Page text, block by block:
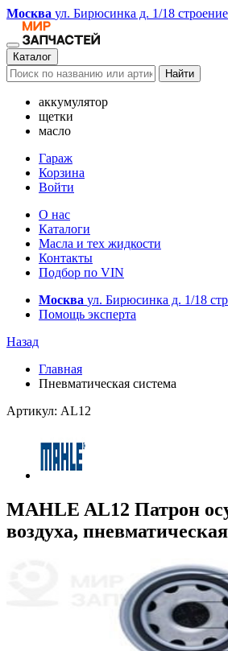
Москва ул. Бирюсинка д. 1/18 строение
Каталог
Найти
аккумулятор
щетки
масло
Гараж
Корзина
Войти
О нас
Каталоги
Масла и тех жидкости
Контакты
Подбор по VIN
Москва ул. Бирюсинка д. 1/18
Помощь эксперта
Назад
Главная
Пневматическая система
Артикул: AL12
MAHLE AL12 Патрон
воздуха,